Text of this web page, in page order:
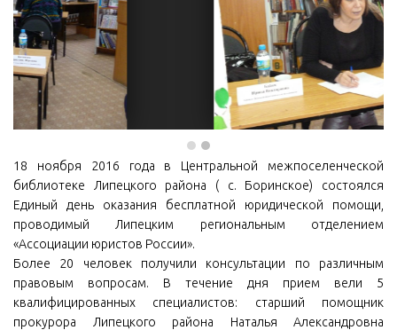
18 ноября 2016 года в Центральной межпоселенческой
библиотеке Липецкого района ( с. Боринское) состоялся
Единый день оказания бесплатной юридической помощи,
проводимый Липецким региональным отделением
«Ассоциации юристов России».
Более 20 человек получили консультации по различным
правовым вопросам. В течение дня прием вели 5
квалифицированных специалистов: старший помощник
прокурора Липецкого района Наталья Александровна